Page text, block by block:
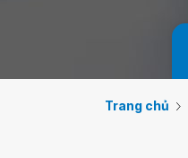
Trang chủ